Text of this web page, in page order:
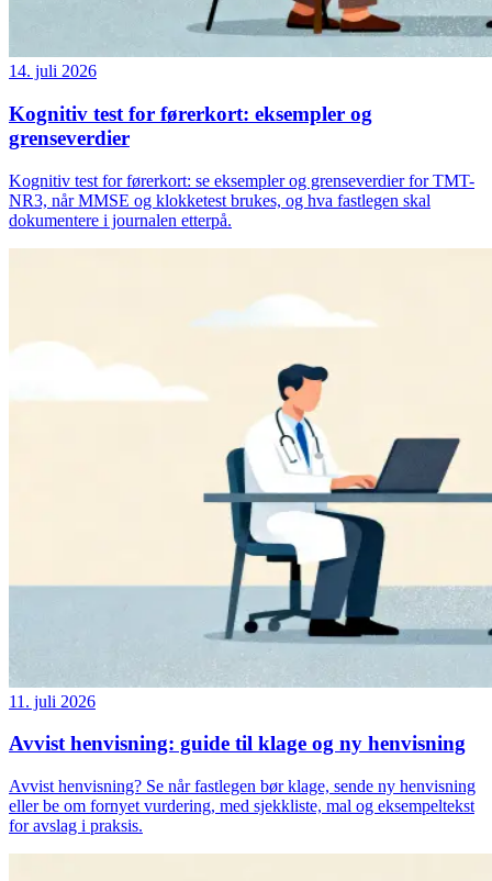
14. juli 2026
Kognitiv test for førerkort: eksempler og
grenseverdier
Kognitiv test for førerkort: se eksempler og grenseverdier for TMT-
NR3, når MMSE og klokketest brukes, og hva fastlegen skal
dokumentere i journalen etterpå.
11. juli 2026
Avvist henvisning: guide til klage og ny henvisning
Avvist henvisning? Se når fastlegen bør klage, sende ny henvisning
eller be om fornyet vurdering, med sjekkliste, mal og eksempeltekst
for avslag i praksis.